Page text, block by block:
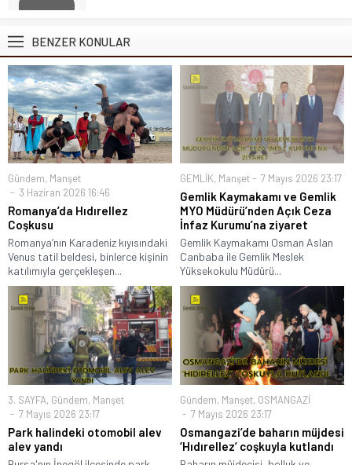
BENZER KONULAR
Gündem, Manşet
3 Haziran 2026 16:46
Romanya’da Hıdırellez
Coşkusu
Romanya’nın Karadeniz kıyısındaki
Venus tatil beldesi, binlerce kişinin
katılımıyla gerçekleşen...
GEMLİK, Manşet 7 Mayıs 2026 23:17
Gemlik Kaymakamı ve Gemlik
MYO Müdürü’nden Açık Ceza
İnfaz Kurumu’na ziyaret
Gemlik Kaymakamı Osman Aslan
Canbaba ile Gemlik Meslek
Yüksekokulu Müdürü...
3. SAYFA, Gündem, Manşet
7 Mayıs 2026 23:17
Park halindeki otomobil alev
alev yandı
Gündem, Manşet, OSMANGAZİ
7 Mayıs 2026 23:17
Osmangazi’de baharın müjdesi
‘Hıdırellez’ coşkuyla kutlandı